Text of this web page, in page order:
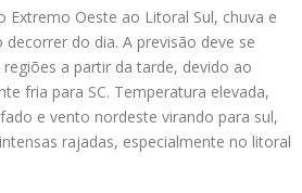
Extremo Oeste ao Litoral Sul, chuva e
do dia. A previsão deve se
a partir da tarde, devido ao
fria para SC. Temperatura elevada,
e vento nordeste virando para sul,
rajadas, especialmente no litoral